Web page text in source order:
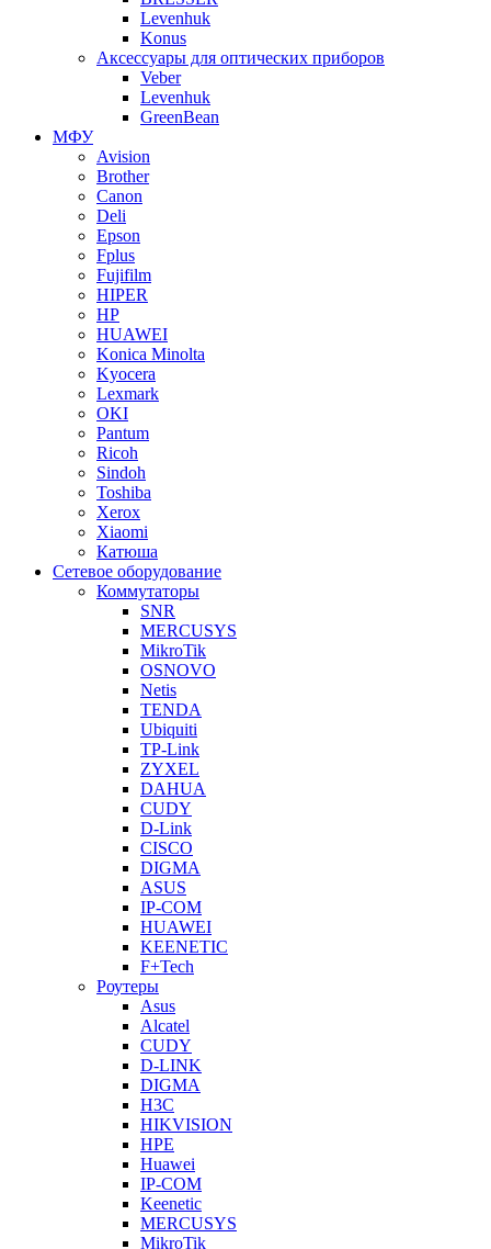
Levenhuk
Konus
Аксессуары для оптических приборов
Veber
Levenhuk
GreenBean
МФУ
Avision
Brother
Canon
Deli
Epson
Fplus
Fujifilm
HIPER
HP
HUAWEI
Konica Minolta
Kyocera
Lexmark
OKI
Pantum
Ricoh
Sindoh
Toshiba
Xerox
Xiaomi
Катюша
Сетевое оборудование
Коммутаторы
SNR
MERCUSYS
MikroTik
OSNOVO
Netis
TENDA
Ubiquiti
TP-Link
ZYXEL
DAHUA
CUDY
D-Link
CISCO
DIGMA
ASUS
IP-COM
HUAWEI
KEENETIC
F+Tech
Роутеры
Asus
Alcatel
CUDY
D-LINK
DIGMA
H3C
HIKVISION
HPE
Huawei
IP-COM
Keenetic
MERCUSYS
MikroTik